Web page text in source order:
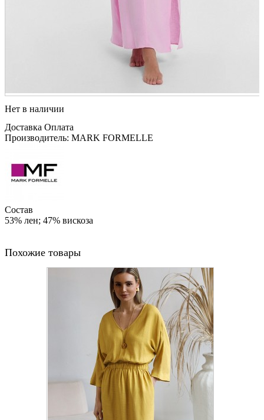
Нет в наличии
Доставка Оплата
Производитель: MARK FORMELLE
Состав
53% лен; 47% вискоза
Похожие товары